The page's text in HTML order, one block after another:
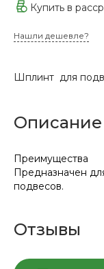
Купить в
Нашли дешевле?
Шплинт для
Описание
Преимущества
Предназначен
подвесов.
Отзывы